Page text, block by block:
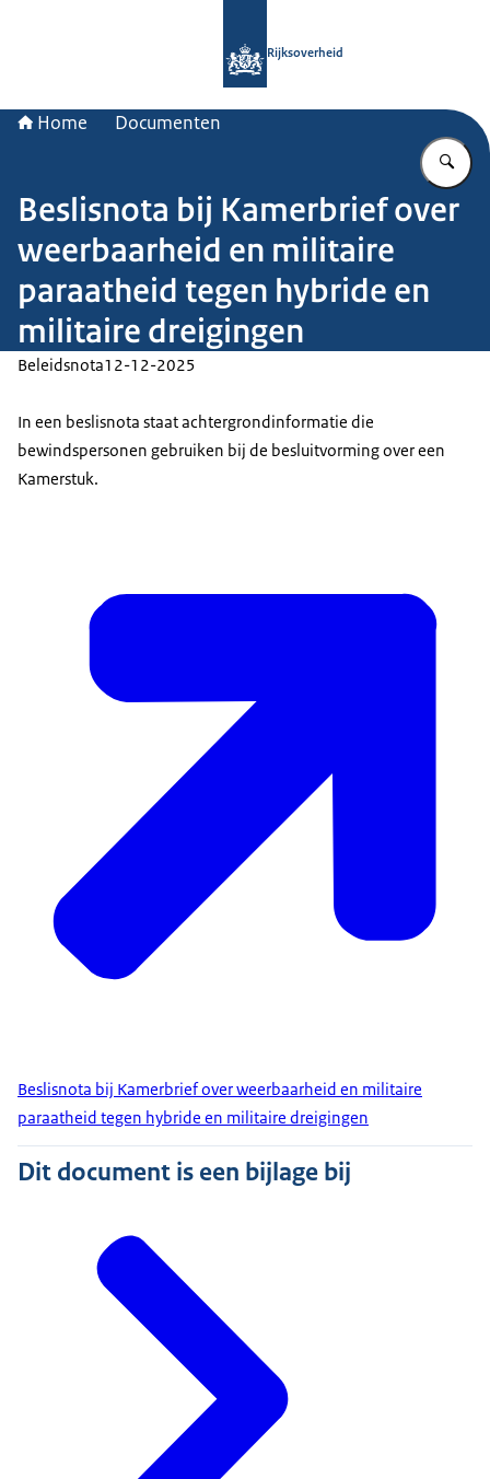
Rijksoverheid
Home Documenten
Beslisnota bij Kamerbrief over
weerbaarheid en militaire
paraatheid tegen hybride en
militaire dreigingen
Beleidsnota12-12-2025
In een beslisnota staat achtergrondinformatie die
bewindspersonen gebruiken bij de besluitvorming over een
Kamerstuk.
Beslisnota bij Kamerbrief over weerbaarheid en militaire
paraatheid tegen hybride en militaire dreigingen
Dit document is een bijlage bij